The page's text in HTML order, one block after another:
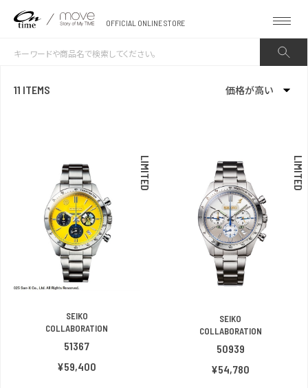
OFFICIAL ONLINE STORE
11 ITEMS 価格が高い
価格が安い
価格が高い
お気に入り登録数
LIMITED
SEIKO
COLLABORATION
51367
¥59,400
LIMITED
SEIKO
COLLABORATION
50939
¥54,780